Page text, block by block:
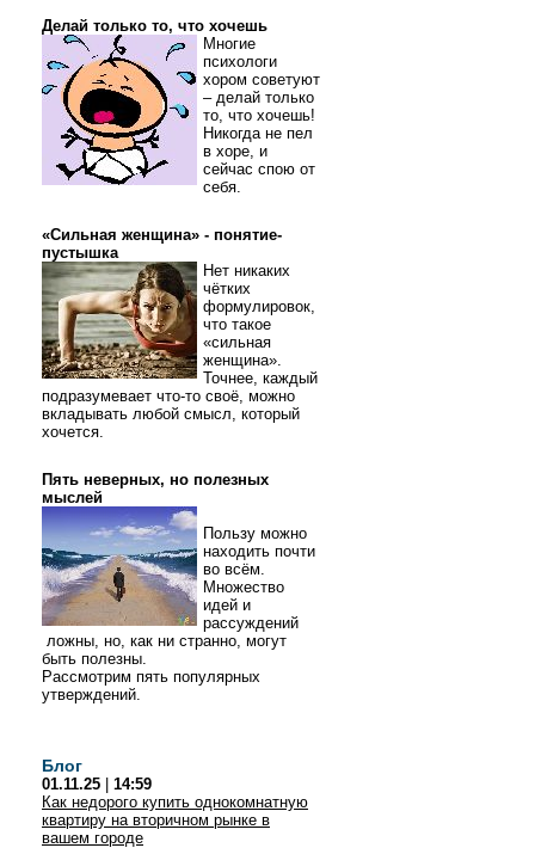
Делай только то, что хочешь
Многие
психологи
хором советуют
– делай только
то, что хочешь!
Никогда не пел
в хоре, и
сейчас спою от
себя.
«Сильная женщина» - понятие-
пустышка
Нет никаких
чётких
формулировок,
что такое
«сильная
женщина».
Точнее, каждый
подразумевает что-то своё, можно
вкладывать любой смысл, который
хочется.
Пять неверных, но полезных
мыслей
Пользу можно
находить почти
во всём.
Множество
идей и
рассуждений
ложны, но, как ни странно, могут
быть полезны.
Рассмотрим пять популярных
утверждений.
Блог
01.11.25
14:59
Как недорого купить однокомнатную
квартиру на вторичном рынке в
вашем городе